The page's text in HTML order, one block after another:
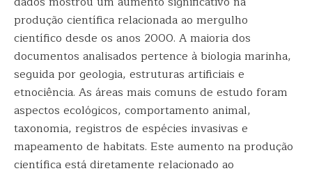
produção científica relacionada ao mergulho
científico desde os anos 2000. A maioria dos
documentos analisados pertence à biologia marinha,
seguida por geologia, estruturas artificiais e
etnociência. As áreas mais comuns de estudo foram
aspectos ecológicos, comportamento animal,
taxonomia, registros de espécies invasivas e
mapeamento de habitats. Este aumento na produção
científica está diretamente relacionado ao